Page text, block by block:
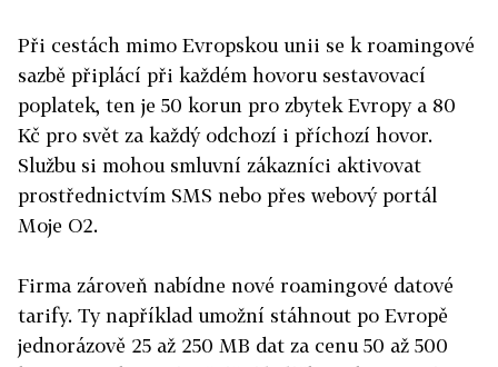
Při cestách mimo Evropskou unii se k roamingové
sazbě připlácí při každém hovoru sestavovací
poplatek, ten je 50 korun pro zbytek Evropy a 80
Kč pro svět za každý odchozí i příchozí hovor.
Službu si mohou smluvní zákazníci aktivovat
prostřednictvím SMS nebo přes webový portál
Moje O2.
Firma zároveň nabídne nové roamingové datové
tarify. Ty například umožní stáhnout po Evropě
jednorázově 25 až 250 MB dat za cenu 50 až 500